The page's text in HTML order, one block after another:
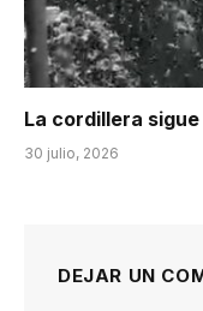
La cordillera
30 julio, 2026
DEJAR UN